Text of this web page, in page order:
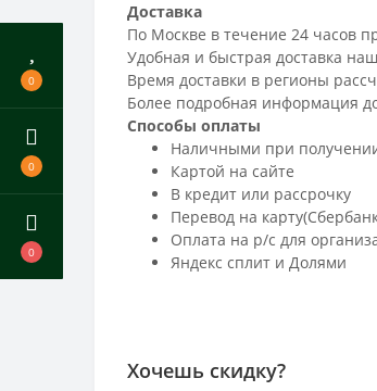
0
0
0
Доставка
По Москве в течение 24 часов
Удобная и быстрая доставка
Время доставки в регионы
Более подробная информация
Способы оплаты
Наличными при
Картой на сайте
В кредит или рассрочку
Перевод на
Оплата на р/c для
Яндекс сплит и Долями
Хочешь скидку?